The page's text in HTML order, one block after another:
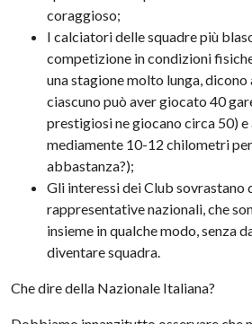
coraggioso;
I calciatori delle squadre più
competizione in condizioni
una stagione molto lunga, dicono
ciascuno può aver giocato 40
prestigiosi ne giocano circa 50)
mediamente 10-12 chilometri
abbastanza?);
Gli interessi dei Club sovrastano
rappresentative nazionali, che
insieme in qualche modo, senza
diventare squadra.
Che dire della Nazionale Italiana?